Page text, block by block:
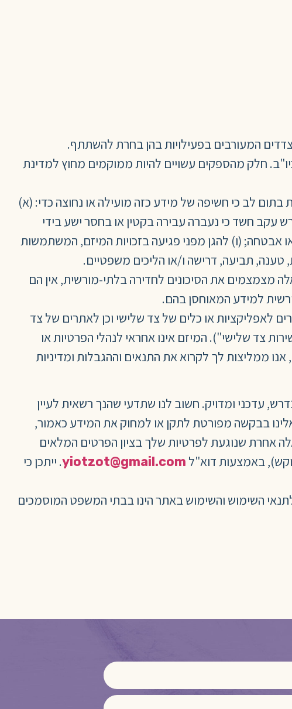
המעורבים בפעילויות בהן בחרת להשתתף.
חלק מהספקים עשויים להיות ממוקמים מחוץ למדינת
לב כי חשיפה של מידע כזה מועילה או נחוצה כדי: (א)
עקב חשד כי נעברה עבירה בקטין או בחסר ישע בידי
אבטחה; (ו) להגן מפני פגיעה בזכויות המיזם, המשתמשות
תביעה, דרישה ו/או הליכים משפטיים.
מצמצמים את הסיכונים לחדירה בלתי-מורשית, אין הם
למידע המאוחסן בהם.
לאפליקציות או כלים של צד שלישי וכן לאתרים של צד
צד שלישי"). המיזם אינו אחראי לנהלי הפרטיות או
ממליצות לך לקרוא את התנאים וההגבלות ומדיניות
עדכני ומדויק. חשוב לנו שתדעי שהנך רשאית לעיין
בבקשה מפורטת לתקן או למחוק את המידע כאמור,
בנושא זה ובכל שאלה אחרת שנוגעת לפרטיות שלך בציון הפרטים המלאים
באמצעות דוא"ל yiotzot@gmail.com. ייתכן כי
השימוש והשימוש באתר הינו בבתי המשפט המוסמכים